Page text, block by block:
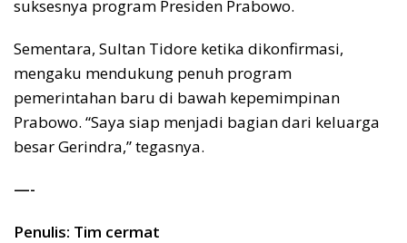
suksesnya program Presiden Prabowo.
Sementara, Sultan Tidore ketika dikonfirmasi,
mengaku mendukung penuh program
pemerintahan baru di bawah kepemimpinan
Prabowo. “Saya siap menjadi bagian dari keluarga
besar Gerindra,” tegasnya.
—-
Penulis: Tim cermat